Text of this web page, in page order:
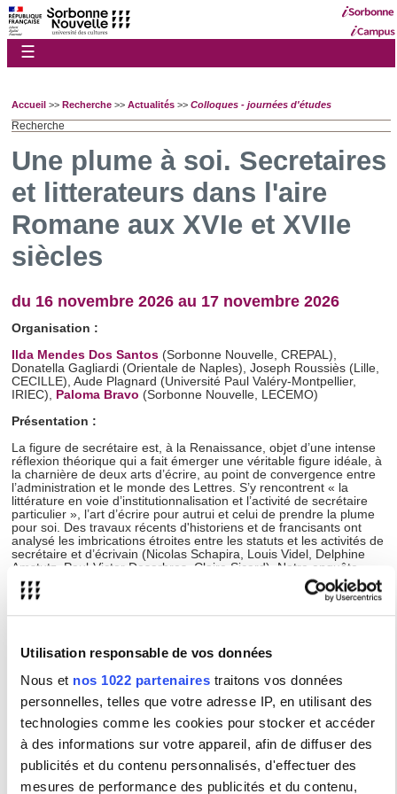
Utilisation responsable de vos données
Nous et nos 1022 partenaires traitons vos données
personnelles, telles que votre adresse IP, en utilisant des
technologies comme les cookies pour stocker et accéder
à des informations sur votre appareil, afin de diffuser des
publicités et du contenu personnalisés, d'effectuer des
mesures de performance des publicités et du contenu,
☰
Accueil >> Recherche >> Actualités >> Colloques - journées d'études
Recherche
Une plume à soi. Secretaires
et litterateurs dans l'aire
Romane aux XVIe et XVIIe
siècles
du 16 novembre 2026 au 17 novembre 2026
Organisation :
Ilda Mendes Dos Santos (Sorbonne Nouvelle, CREPAL),
Donatella Gagliardi (Orientale de Naples), Joseph Roussiès (Lille,
CECILLE), Aude Plagnard (Université Paul Valéry-Montpellier,
IRIEC), Paloma Bravo (Sorbonne Nouvelle, LECEMO)
Présentation :
La figure de secrétaire est, à la Renaissance, objet d’une intense
réflexion théorique qui a fait émerger une véritable figure idéale, à
la charnière de deux arts d’écrire, au point de convergence entre
l’administration et le monde des Lettres. S’y rencontrent « la
littérature en voie d’institutionnalisation et l’activité de secrétaire
particulier », l’art d’écrire pour autrui et celui de prendre la plume
pour soi. Des travaux récents d'historiens et de francisants ont
analysé les imbrications étroites entre les statuts et les activités de
secrétaire et d’écrivain (Nicolas Schapira, Louis Videl, Delphine
Amstutz, Paul-Victor Desarbres, Claire Sicard). Notre enquête
cherche à élargir le champ en appliquant ces questionnements sur
les « secrétaires littérateurs » (Schapira) ou les « secrétaires
Lieu(x) :
Maison de la Recherche - 4 rue des Irlandais -
75005 PARIS
Institut d'études avancées de Paris (IEA de
Paris)
Partenaires :
Orientale de Naples, Université de Lisbonne,
Institut Camoēs, Université Paul Valéry-